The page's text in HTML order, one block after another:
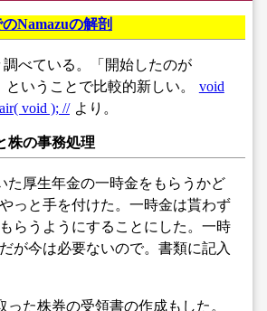
Namazuの解剖
調べている。「開始したのが
ということで比較的新しい。
void
void ); // より。
株の事務処理
た厚生年金の一時金をもらうかど
っと手を付けた。一時金は貰わず
らうようにすることにした。一時
が今は必要ないので。書類に記入
った株券の受領書の作成もした。